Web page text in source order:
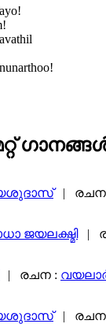
| രചന
ജയലക്ഷ്മി|
രചന :
| രചന